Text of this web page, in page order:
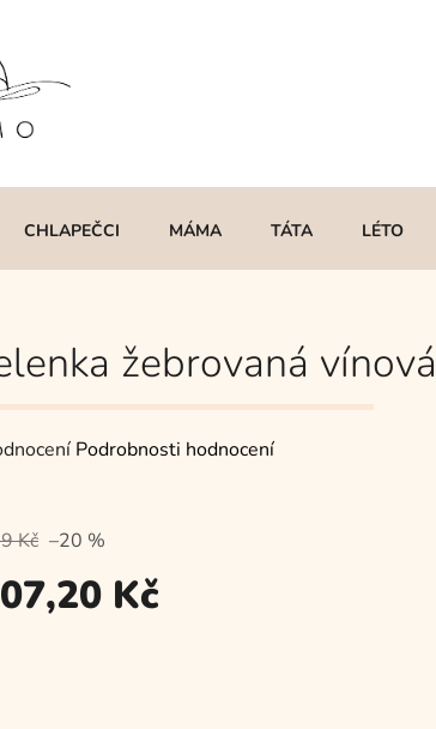
CHLAPEČCI MÁMA TÁTA LÉTO
žebrovaná vínová
Podrobnosti hodnocení
Kč –20 %
Kč